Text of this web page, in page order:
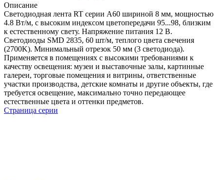
Описание
Светодиодная лента RT серии A60 шириной 8 мм, мощностью
4.8 Вт/м, с высоким индексом цветопередачи 95...98, близким
к естественному свету. Напряжение питания 12 В.
Светодиоды SMD 2835, 60 шт/м, теплого цвета свечения
(2700K). Минимальный отрезок 50 мм (3 светодиода).
Применяется в помещениях с высокими требованиями к
качеству освещения: музеи и выставочные залы, картинные
галереи, торговые помещения и витрины, ответственные
участки производства, детские комнаты и другие объекты, где
требуется освещение, максимально точно передающее
естественные цвета и оттенки предметов.
Страница серии